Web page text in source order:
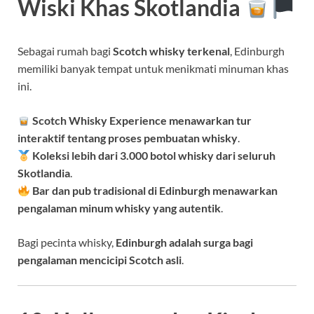
Wiski Khas Skotlandia
Sebagai rumah bagi Scotch whisky terkenal, Edinburgh
memiliki banyak tempat untuk menikmati minuman khas
ini.
Scotch Whisky Experience menawarkan tur
interaktif tentang proses pembuatan whisky.
Koleksi lebih dari 3.000 botol whisky dari seluruh
Skotlandia.
Bar dan pub tradisional di Edinburgh menawarkan
pengalaman minum whisky yang autentik.
Bagi pecinta whisky, Edinburgh adalah surga bagi
pengalaman mencicipi Scotch asli.